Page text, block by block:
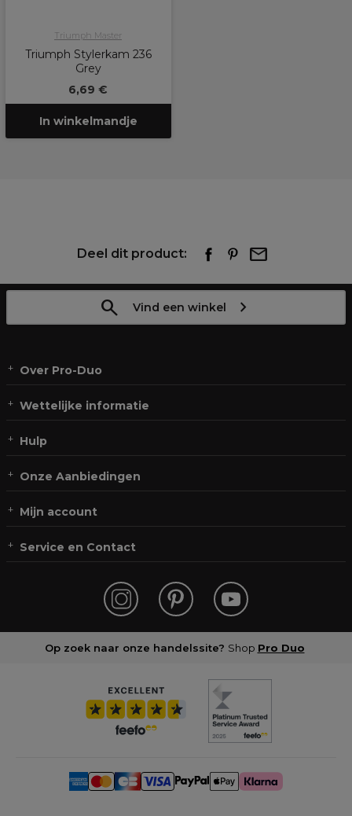
Triumph Master
Triumph Stylerkam 236
Grey
6,69 €
In winkelmandje
Deel dit product:
Vind een winkel
Over Pro-Duo
Wettelijke informatie
Hulp
Onze Aanbiedingen
Mijn account
Service en Contact
Op zoek naar onze handelssite? Shop Pro Duo